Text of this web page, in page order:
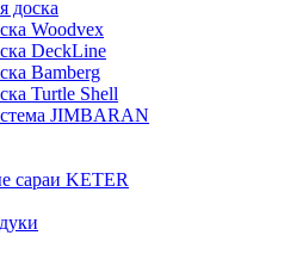
доска
Woodvex
DeckLine
Bamberg
Turtle Shell
JIMBARAN
сараи KETER